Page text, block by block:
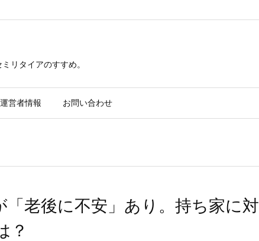
リタイアのすすめ。
運営者情報 お問い合わせ
老後に不安」あり。持ち家に対
？